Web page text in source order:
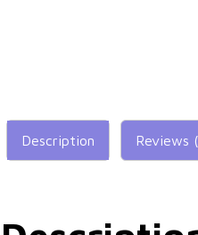
Description Reviews